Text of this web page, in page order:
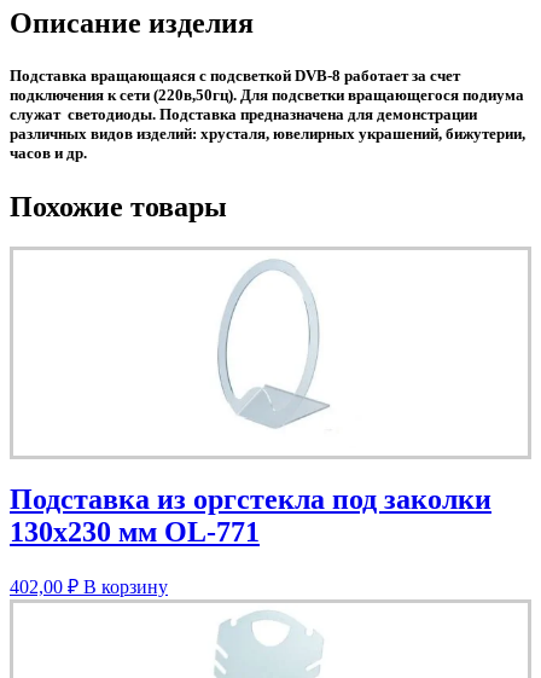
Описание изделия
Подставка вращающаяся с подсветкой DVB-8 работает за счет
подключения к сети (220в,50гц). Для подсветки вращающегося подиума
служат светодиоды. Подставка предназначена для демонстрации
различных видов изделий: хрусталя, ювелирных украшений, бижутерии,
часов и др.
Похожие товары
Подставка из оргстекла под заколки
130х230 мм OL-771
402,00 ₽ В корзину